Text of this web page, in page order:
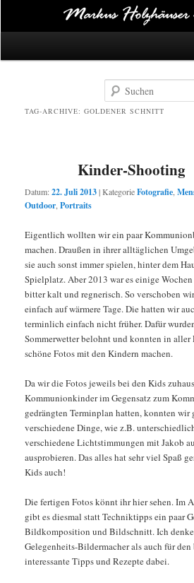
Suchen
TAG-ARCHIVE: GOLDENER SCHNITT
Kinder-Shooting
Datum:22. Juli 2013|KategorieFotografie,
Outdoor,Portraits
Eigentlich wollten wir ein paar
machen. Draußen in ihrer alltäglichen
sie auch sonst immer spielen, hinter dem
Spielplatz. Aber 2013 war es einige
bitter kalt und regnerisch. So verschoben
einfach auf wärmere Tage. Die hatten wir
terminlich einfach nicht früher. Dafür
Sommerwetter belohnt und konnten in aller
schöne Fotos mit den Kindern machen.
Da wir die Fotos jeweils bei den Kids
Kommunionkinder im Gegensatz zum
gedrängten Terminplan hatten, konnten wir
verschiedene Dinge, wie z.B.
verschiedene Lichtstimmungen mit Jakob
ausprobieren. Das alles hat sehr viel Spaß
Kids auch!
Die fertigen Fotos könnt ihr hier sehen. Im
gibt es diesmal statt Techniktipps ein paar
Bildkomposition und Bildschnitt. Ich
Gelegenheits-Bildermacher als auch für
interessante Tipps und Rezepte dabei.